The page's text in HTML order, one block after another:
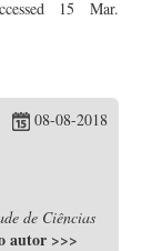
15 Mar.
08-08-2018
de Ciências
autor >>>